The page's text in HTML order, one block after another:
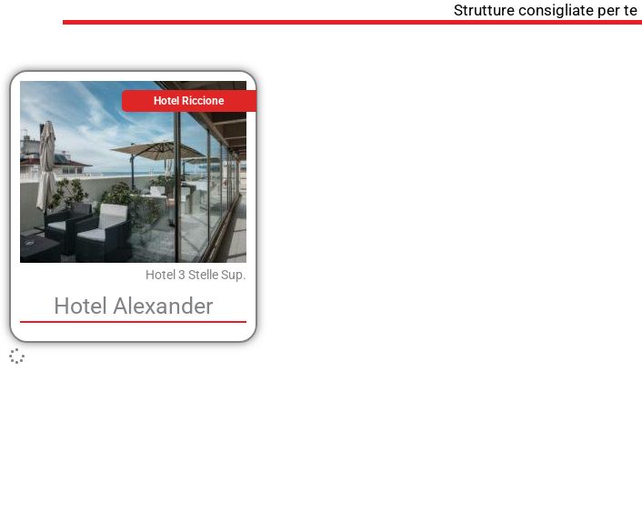
Strutture consigliate per te
Hotel Riccione
Hotel 3 Stelle Sup.
Hotel Alexander